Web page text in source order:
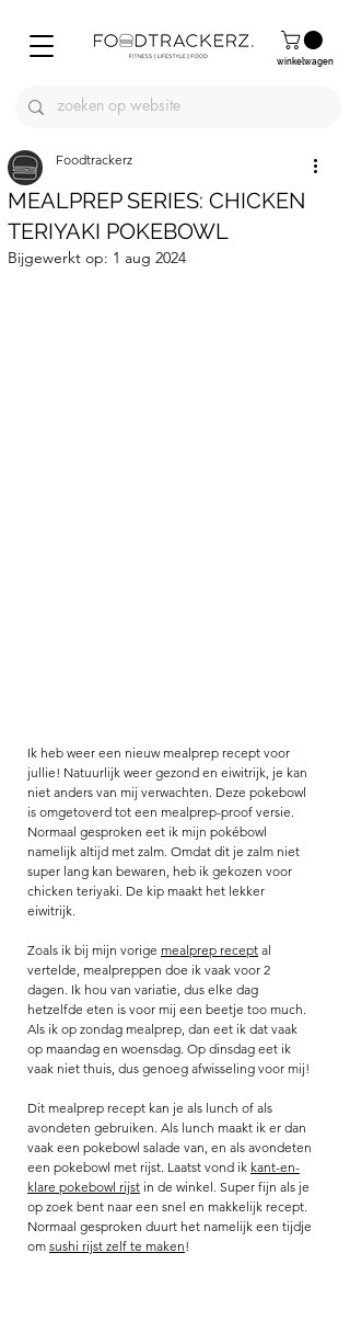
winkelwagen
MEALPREP SERIES: CHICKEN
TERIYAKI POKEBOWL
Foodtrackerz
Bijgewerkt op: 1 aug 2024
Ik heb weer een nieuw mealprep recept voor
jullie! Natuurlijk weer gezond en eiwitrijk, je kan
niet anders van mij verwachten. Deze pokebowl
is omgetoverd tot een mealprep-proof versie.
Normaal gesproken eet ik mijn pokébowl
namelijk altijd met zalm. Omdat dit je zalm niet
super lang kan bewaren, heb ik gekozen voor
chicken teriyaki. De kip maakt het lekker
eiwitrijk.
Zoals ik bij mijn vorige mealprep recept al
vertelde, mealpreppen doe ik vaak voor 2
dagen. Ik hou van variatie, dus elke dag
hetzelfde eten is voor mij een beetje too much.
Als ik op zondag mealprep, dan eet ik dat vaak
op maandag en woensdag. Op dinsdag eet ik
vaak niet thuis, dus genoeg afwisseling voor mij!
Dit mealprep recept kan je als lunch of als
avondeten gebruiken. Als lunch maakt ik er dan
vaak een pokebowl salade van, en als avondeten
een pokebowl met rijst. Laatst vond ik kant-en-
klare pokebowl rijst in de winkel. Super fijn als je
op zoek bent naar een snel en makkelijk recept.
Normaal gesproken duurt het namelijk een tijdje
om sushi rijst zelf te maken!